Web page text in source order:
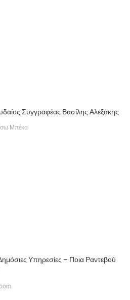
Συγγραφέας Βασίλης Αλεξάκης
Μπέκα
Υπηρεσίες – Ποια Ραντεβού